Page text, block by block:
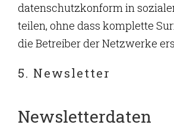
datenschutzkonform in
teilen, ohne dass komplette
die Betreiber der Netzwerke
5. Newsletter
Newsletterdaten